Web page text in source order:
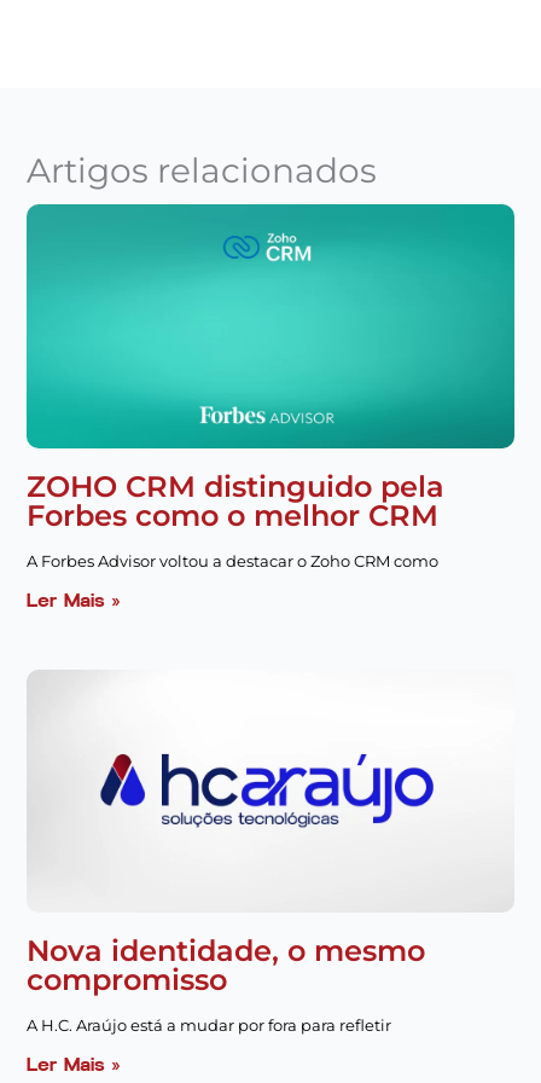
Artigos relacionados
ZOHO CRM distinguido pela
Forbes como o melhor CRM
A Forbes Advisor voltou a destacar o Zoho CRM como
Ler Mais »
Nova identidade, o mesmo
compromisso
A H.C. Araújo está a mudar por fora para refletir
Ler Mais »